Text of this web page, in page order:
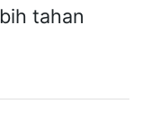
tahan